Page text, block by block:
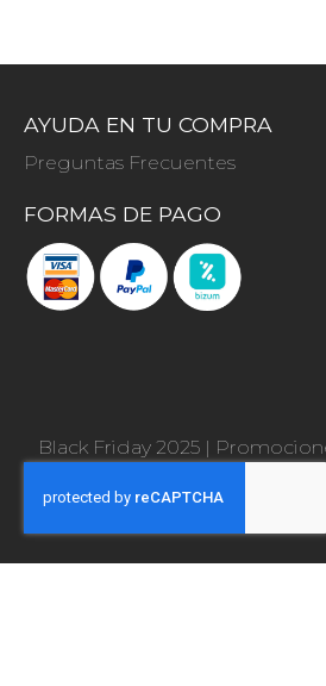
AYUDA EN TU COMPRA
Preguntas Frecuentes
FORMAS DE PAGO
Black Friday 2025 |